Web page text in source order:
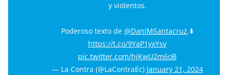
y violentos.
Poderoso texto de @DaniMSantacruz.⬇️
https://t.co/9YaP1yxYsv
pic.twitter.com/hjKwU2m6oB
— La Contra (@LaContraEc) January 21, 2024